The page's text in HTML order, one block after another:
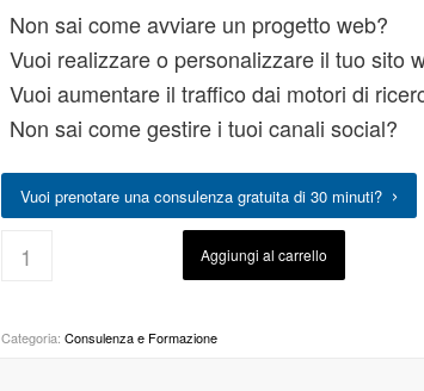
Non sai come avviare un progetto web?
Vuoi realizzare o personalizzare il tuo sito
Vuoi aumentare il traffico dai motori di
Non sai come gestire i tuoi canali social?
Vuoi prenotare una consulenza gratuita di 30 minuti?
Aggiungi al carrello
Categoria: Consulenza e Formazione